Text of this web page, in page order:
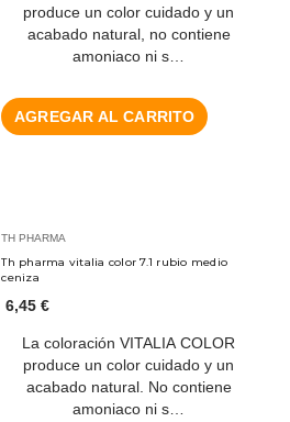
produce un color cuidado y un
acabado natural, no contiene
amoniaco ni s…
AGREGAR AL CARRITO
TH PHARMA
Th pharma vitalia color 7.1 rubio medio
ceniza
6,45 €
La coloración VITALIA COLOR
produce un color cuidado y un
acabado natural. No contiene
amoniaco ni s…